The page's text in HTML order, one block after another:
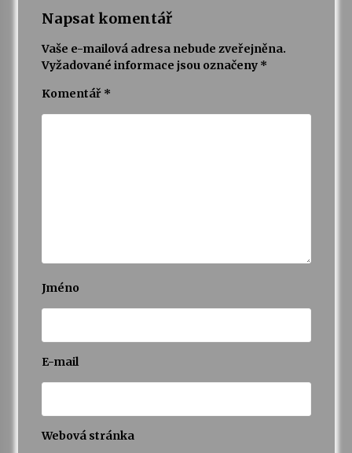
17. 7. 2026
Ozvěny prázdnin
Napsat komentář
Vaše e-mailová adresa nebude zveřejněna.
Vyžadované informace jsou označeny *
Komentář *
Jméno
E-mail
Webová stránka